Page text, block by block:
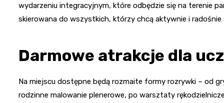
wydarzeniu integracyjnym, które odbędzie się na terenie
skierowana do wszystkich, którzy chcą aktywnie i
Darmowe atrakcje dla
Na miejscu dostępne będą rozmaite formy rozrywki – od
rodzinne malowanie plenerowe, po warsztaty